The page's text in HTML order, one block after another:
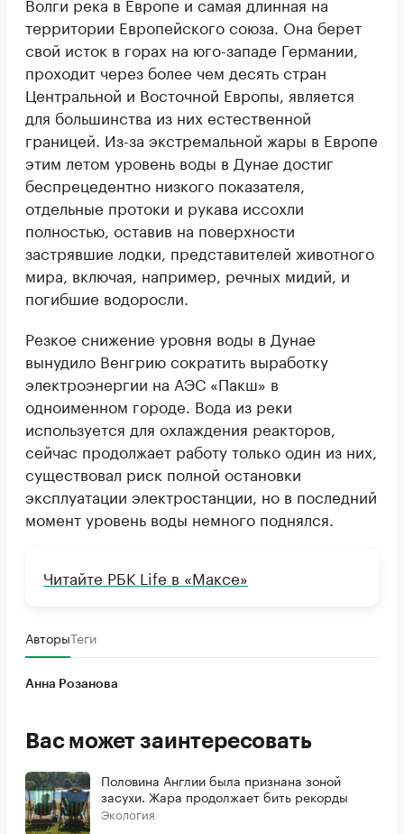
территории Европейского союза. Она берет
свой исток в горах на юго-западе Германии,
проходит через более чем десять стран
Центральной и Восточной Европы, является
для большинства из них естественной
границей. Из-за экстремальной жары в Европе
этим летом уровень воды в Дунае достиг
беспрецедентно низкого показателя,
отдельные протоки и рукава иссохли
полностью, оставив на поверхности
застрявшие лодки, представителей животного
мира, включая, например, речных мидий, и
погибшие водоросли.
Резкое снижение уровня воды в Дунае
вынудило Венгрию сократить выработку
электроэнергии на АЭС «Пакш» в
одноименном городе. Вода из реки
используется для охлаждения реакторов,
сейчас продолжает работу только один из них,
существовал риск полной остановки
эксплуатации электростанции, но в последний
момент уровень воды немного поднялся.
Читайте РБК Life в «Максе»
АвторыТеги
Анна Розанова
Вас может заинтересовать
Половина Англии была признана зоной
засухи. Жара продолжает бить рекорды
Экология